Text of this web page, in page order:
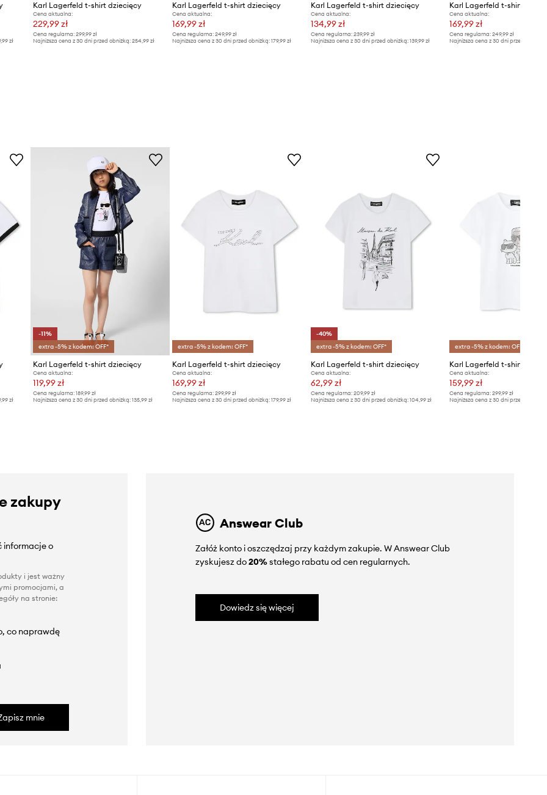
zł
Karl Lagerfeld t-shirt dziecięcy
Cena aktualna:
229,99 zł
Cena regularna: 299,99 zł
Najniższa cena z 30 dni przed obniżką: 254,99 zł
Karl Lagerfeld t-shirt dziecięcy
Cena aktualna:
169,99 zł
Cena regularna: 249,99 zł
Najniższa cena z 30 dni przed obniżką: 179,99 zł
Karl Lagerfeld t-shirt dziecięcy
Cena aktualna:
134,99 zł
Cena regularna:239,99 zł
Najniższa cena z 30 dni przed obniżką:139,99 zł
Karl Lagerfeld t-shirt
Cena aktualna:
169,99 zł
Cena regularna: 249,99 zł
Najniższa cena z 30 dni przed obniżką:
zł
-11%
extra -5% z kodem: OFF*
Karl Lagerfeld t-shirt dziecięcy
Cena aktualna:
119,99 zł
Cena regularna: 189,99 zł
Najniższa cena z 30 dni przed obniżką: 135,99 zł
extra -5% z kodem: OFF*
Karl Lagerfeld t-shirt dziecięcy
Cena aktualna:
169,99 zł
Cena regularna: 299,99 zł
Najniższa cena z 30 dni przed obniżką: 179,99 zł
-40%
extra -5% z kodem: OFF*
Karl Lagerfeld t-shirt dziecięcy
Cena aktualna:
62,99 zł
Cena regularna:209,99 zł
Najniższa cena z 30 dni przed obniżką:104,99 zł
extra -5% z kodem: OFF*
Karl Lagerfeld t-shirt
Cena aktualna:
159,99 zł
Cena regularna: 299,99 zł
Najniższa cena z 30 dni przed obniżką:
zakupy
informacje o
i jest ważny
promocjami, a
na stronie:
co naprawdę
mnie
Answear Club
Załóż konto i oszczędzaj przy każdym zakupie. W Answear Club
zyskujesz do20%stałego rabatu od cen regularnych.
Dowiedz się więcej